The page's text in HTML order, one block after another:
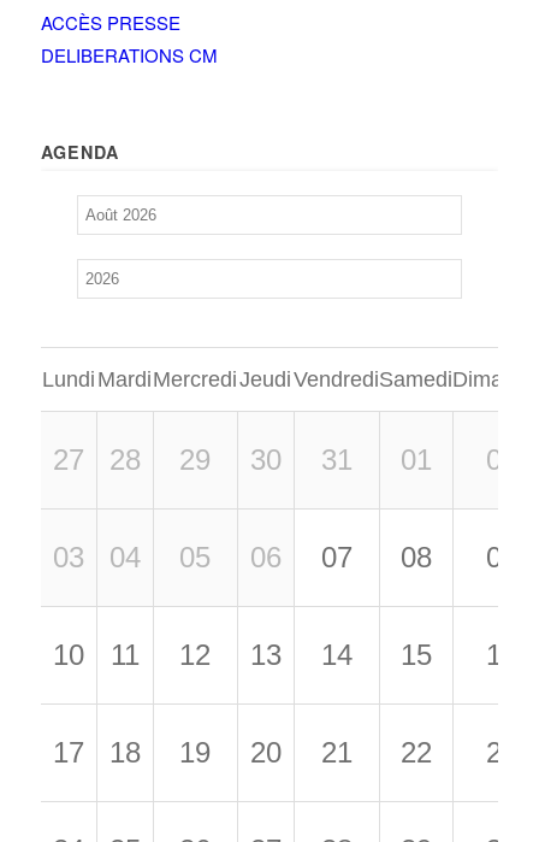
ACCÈS PRESSE
DELIBERATIONS CM
AGENDA
Lundi MardiMercrediJeudiVendrediSamedi
27 28 29 30 31 01 02
03 04 05 06 07 08 09
10 11 12 13 14 15 16
17 18 19 20 21 22 23